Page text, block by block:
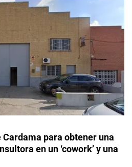
para obtener una
en un ‘cowork’ y una